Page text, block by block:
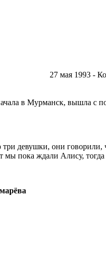
27 мая 1993 -
в Мурманск, вышла с
три девушки, они говорили,
мы пока ждали Алису,